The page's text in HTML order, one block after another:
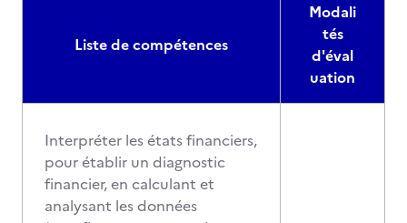
Liste de compétences
Modali
tés
d'éval
uation
Interpréter les états financiers,
pour établir un diagnostic
financier, en calculant et
analysant les données